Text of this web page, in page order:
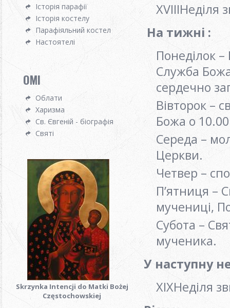
Історія парафії
Історія костелу
Парафіяльний костел
Настоятелі
OMI
Облати
Харизма
Св. Євгеній - біографія
Святі
Skrzynka Intencji do Matki Bożej
Częstochowskiej
ХVІIIНеділя
На тижні :
Понеділок
Служба
сердечно
Вівторок –
Божа о
Середа –
Церкви.
Четвер –
П’ятниця –
мучениці,
Субота –
мученика.
У наступну
ХIXНеділя